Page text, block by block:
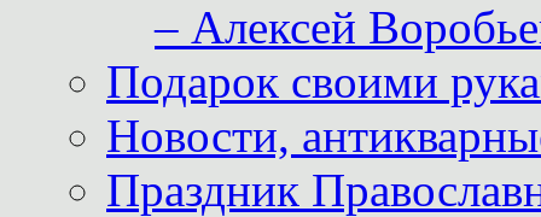
– Алексей
Подарок своими
Новости,
Праздник